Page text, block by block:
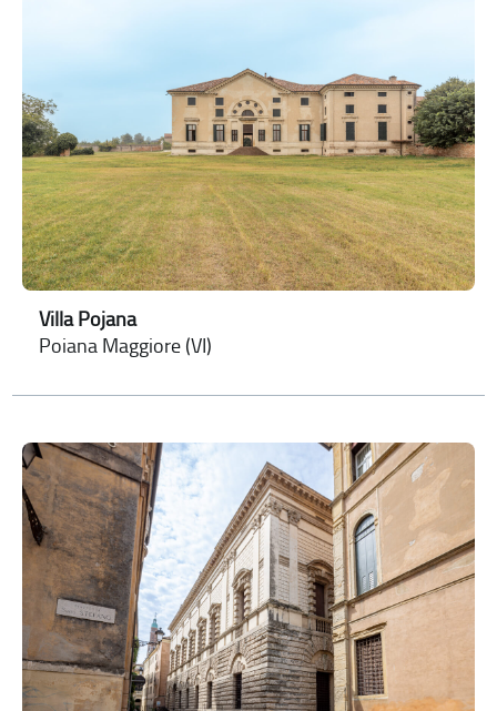
Villa Pojana
Poiana Maggiore (VI)